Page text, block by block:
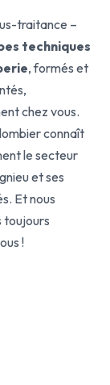
traitance –
techniques
, formés et
chez vous.
connaît
le secteur
et ses
Et nous
toujours
!